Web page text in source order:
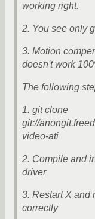
working right.
2. You see only
3. Motion
doesn't work
The following
1. git clone
git://
video-ati
2. Compile and
driver
3. Restart X and
correctly